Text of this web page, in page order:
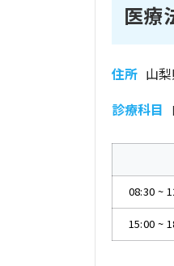
医
住所 山
診療科目
08:30 ~
15:00 ~